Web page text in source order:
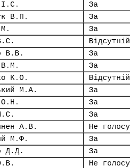
І.С.
За
В.П.
За
За
Відсутній
В.В.
За
В.М.
За
К.О.
Відсутній
М.А.
За
О.Н.
За
За
А.В.
Не
М.Ф.
За
Д.Д.
За
Не